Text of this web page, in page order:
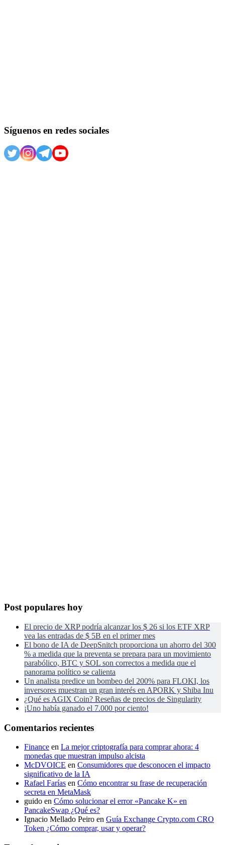
Síguenos en redes sociales
Post populares hoy
El precio de XRP podría alcanzar los $ 26 si los ETF XRP
vea las entradas de $ 5B en el primer mes
El bono de IA de DeepSnitch proporciona un ahorro del 300
% a medida que la preventa se prepara para un movimiento
parabólico, BTC y SOL son correctos a medida que el
panorama político se calienta
Un analista predice un bombeo del 200% para FLOKI, los
inversores muestran un gran interés en APORK y Shiba Inu
¿Qué es AGIX Coin? Reseñas de precios de Singularity
¡Uno había ganado el 7.000 por ciento!
Comentarios recientes
Finance en La mejor criptografía para comprar ahora: 4
monedas que muestran impulso alcista
McDVOICE en Consumidores que desconocen el impacto
significativo de la IA
Rafael Farías en Cómo encontrar su frase de recuperación
secreta en MetaMask
guido en Cómo solucionar el error «Pancake K» en
PancakeSwap ¿Qué es?
Ignacio Mellado Peiro en Guía Exchange Crypto.com CRO
Token ¿Cómo comprar, usar y operar?